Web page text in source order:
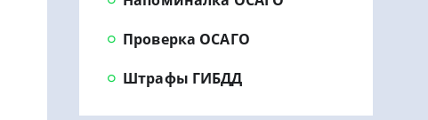
Проверка ОСАГО
Штрафы ГИБДД